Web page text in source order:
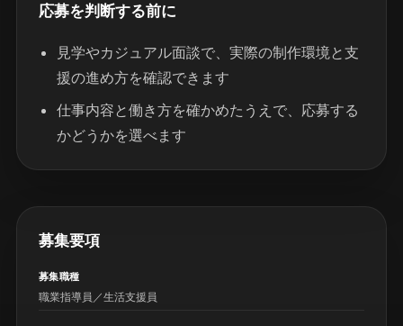
応募を判断する前に
見学やカジュアル面談で、実際の制作環境と支
援の進め方を確認できます
仕事内容と働き方を確かめたうえで、応募する
かどうかを選べます
募集要項
募集職種
職業指導員／生活支援員